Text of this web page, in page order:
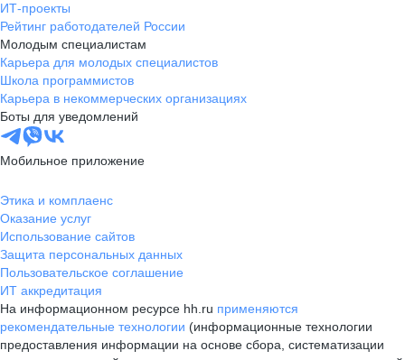
ИТ-проекты
Рейтинг работодателей России
Молодым специалистам
Карьера для молодых специалистов
Школа программистов
Карьера в некоммерческих организациях
Боты для уведомлений
Мобильное приложение
Этика и комплаенс
Оказание услуг
Использование сайтов
Защита персональных данных
Пользовательское соглашение
ИТ аккредитация
На информационном ресурсе hh.ru применяются
рекомендательные технологии (информационные технологии
предоставления информации на основе сбора, систематизации